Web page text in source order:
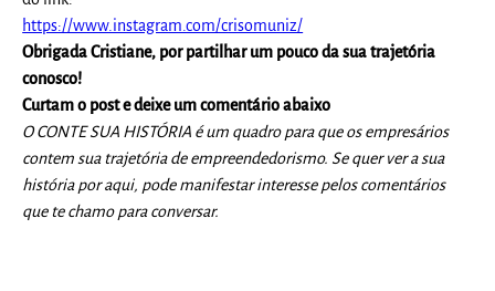
https://www.instagram.com/crisomuniz/
Obrigada Cristiane, por partilhar um pouco da sua trajetória
conosco!
Curtam o post e deixe um comentário abaixo
O CONTE SUA HISTÓRIA é um quadro para que os empresários
contem sua trajetória de empreendedorismo. Se quer ver a sua
história por aqui, pode manifestar interesse pelos comentários
que te chamo para conversar.